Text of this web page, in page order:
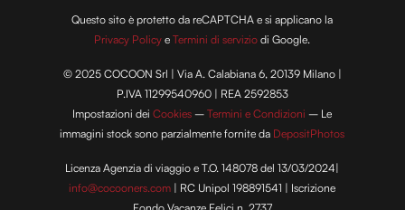
Questo sito è protetto da reCAPTCHA e si applicano la
Privacy Policy eTermini di servizio di Google.
© 2025 COCOON Srl | Via A. Calabiana 6, 20139 Milano |
P.IVA 11299540960 | REA 2592853
Impostazioni deiCookies –Termini e Condizioni – Le
immagini stock sono parzialmente fornite da DepositPhotos
Licenza Agenzia di viaggio e T.O. 148078 del 13/03/2024|
info@cocooners.com | RC Unipol 198891541 | Iscrizione